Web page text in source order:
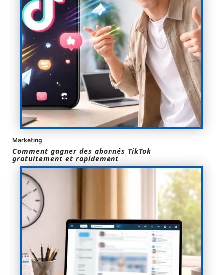
Marketing
Comment gagner des abonnés TikTok
gratuitement et rapidement